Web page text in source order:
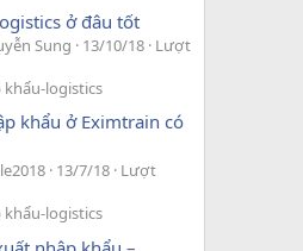
ở đâu tốt
Sung 13/10/18 Lượt
logistics
khẩu ở Eximtrain có
13/7/18 Lượt
logistics